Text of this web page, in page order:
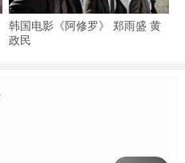
韩国电影《阿修罗》 郑雨盛 黄
政民